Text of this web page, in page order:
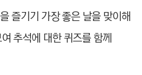
즐기기 가장 좋은 날을 맞이해
추석에 대한 퀴즈를 함께